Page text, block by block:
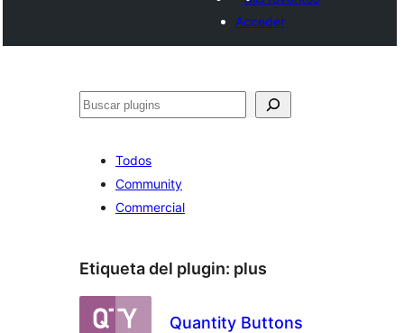
Acceder
Buscar
Todos
Community
Commercial
Etiqueta del plugin: plus
Quantity Buttons